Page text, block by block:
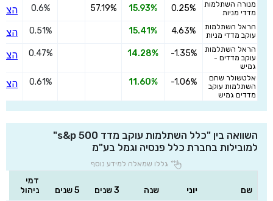
מנורה השתלמות
מדדי מניות
0.25%
15.93%
57.19%
0.6%
הראל השתלמות
עוקב מדדי מניות
4.63%
15.41%
0.51%
הראל השתלמות
עוקב מדדים -
גמיש
-1.35%
14.28%
0.47%
אלטשולר שחם
השתלמות עוקב
מדדים גמיש
-1.06%
11.60%
0.61%
השוואה בין "כלל השתלמות עוקב מדד s&p 500"
למובילות בחברת כלל פנסיה וגמל בע"מ
גללו שמאלה למידע נוסף
שם יוני שנה 3 שנים 5 שנים
דמי
ניהול